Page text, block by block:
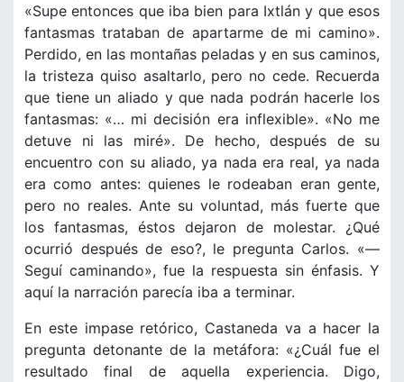
«Supe entonces que iba bien para Ixtlán y que esos
fantasmas trataban de apartarme de mi camino».
Perdido, en las montañas peladas y en sus caminos,
la tristeza quiso asaltarlo, pero no cede. Recuerda
que tiene un aliado y que nada podrán hacerle los
fantasmas: «… mi decisión era inflexible». «No me
detuve ni las miré». De hecho, después de su
encuentro con su aliado, ya nada era real, ya nada
era como antes: quienes le rodeaban eran gente,
pero no reales. Ante su voluntad, más fuerte que
los fantasmas, éstos dejaron de molestar. ¿Qué
ocurrió después de eso?, le pregunta Carlos. «—
Seguí caminando», fue la respuesta sin énfasis. Y
aquí la narración parecía iba a terminar.
En este impase retórico, Castaneda va a hacer la
pregunta detonante de la metáfora: «¿Cuál fue el
resultado final de aquella experiencia. Digo,